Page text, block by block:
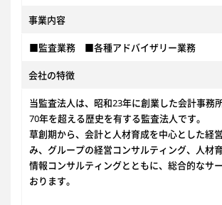
事業内容
■監査業務 ■各種アドバイザリー業務
会社の特徴
当監査法人は、昭和23年に創業した会計事務
70年を超える歴史を有する監査法人です。
草創期から、会計と人材育成を中心とした経
み、グループの経営コンサルティング、人材
情報コンサルティングとともに、総合的なサ
おります。